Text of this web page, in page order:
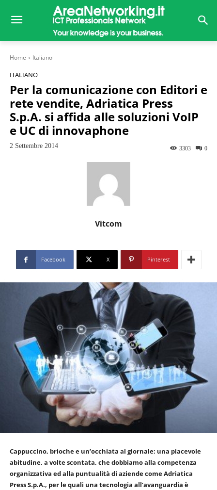
Home Italiano
ITALIANO
Per la comunicazione con Editori e
rete vendite, Adriatica Press
S.p.A. si affida alle soluzioni VoIP
e UC di innovaphone
2 Settembre 2014 0
3303
Vitcom
Facebook X Pinterest
Cappuccino, brioche e un’occhiata al giornale: una piacevole
abitudine, a volte scontata, che dobbiamo alla competenza
organizzativa ed alla puntualità di aziende come Adriatica
Press S.p.A., per le quali una tecnologia all’avanguardia è